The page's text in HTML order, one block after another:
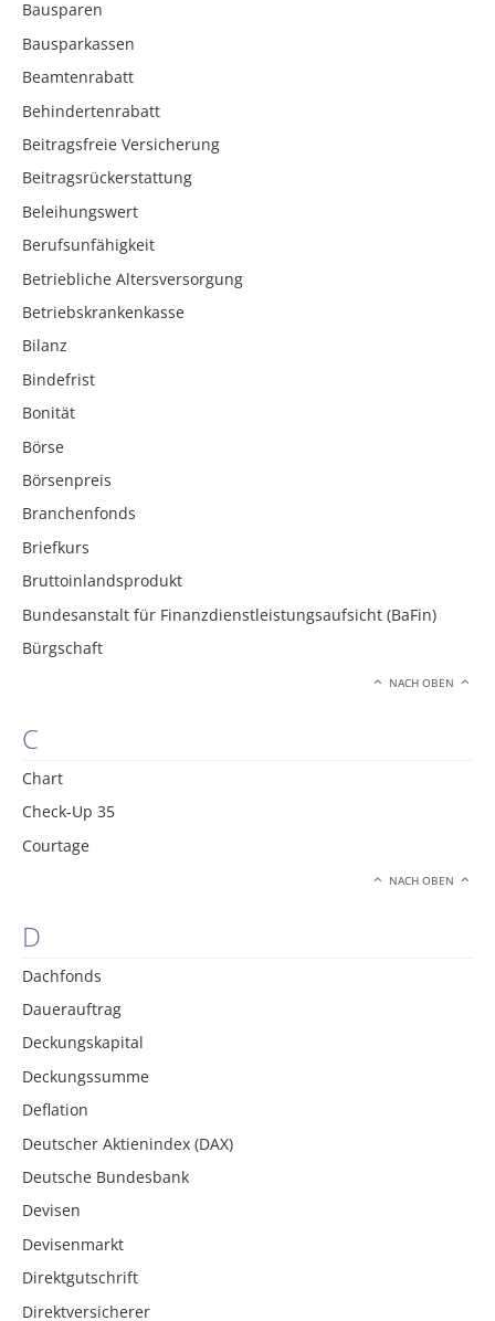
Bausparen
Bausparkassen
Beamtenrabatt
Behindertenrabatt
Beitragsfreie Versicherung
Beitragsrückerstattung
Beleihungswert
Berufsunfähigkeit
Betriebliche Altersversorgung
Betriebskrankenkasse
Bilanz
Bindefrist
Bonität
Börse
Börsenpreis
Branchenfonds
Briefkurs
Bruttoinlandsprodukt
Bundesanstalt für Finanzdienstleistungsaufsicht (BaFin)
Bürgschaft
NACH OBEN
C
Chart
Check-Up 35
Courtage
NACH OBEN
D
Dachfonds
Dauerauftrag
Deckungskapital
Deckungssumme
Deflation
Deutscher Aktienindex (DAX)
Deutsche Bundesbank
Devisen
Devisenmarkt
Direktgutschrift
Direktversicherer